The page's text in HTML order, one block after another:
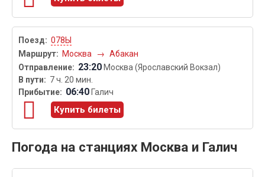
078Ы
Москва
→ Абакан
23:20 Москва (Ярославский Вокзал)
7 ч. 20 мин.
06:40 Галич
Купить билеты
Погода на станциях Москва и Галич